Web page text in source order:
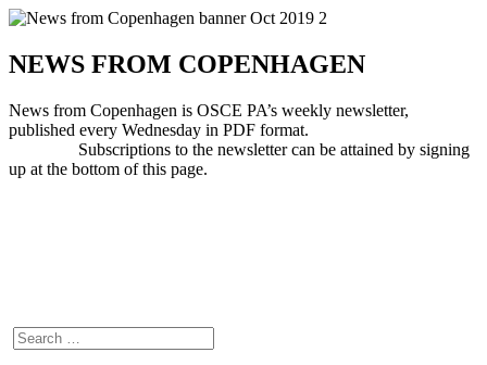
NEWS FROM COPENHAGEN
News from Copenhagen is OSCE PA’s weekly newsletter,
published every Wednesday in PDF format.
Subscriptions to the newsletter can be attained by signing
up at the bottom of this page.